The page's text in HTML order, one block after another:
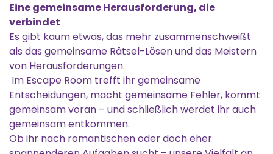
Eine gemeinsame Herausforderung, die
verbindet
Es gibt kaum etwas, das mehr zusammenschweißt
als das gemeinsame Rätsel-Lösen und das Meistern
von Herausforderungen.
Im Escape Room trefft ihr gemeinsame
Entscheidungen, macht gemeinsame Fehler, kommt
gemeinsam voran – und schließlich werdet ihr auch
gemeinsam entkommen.
Ob ihr nach romantischen oder doch eher